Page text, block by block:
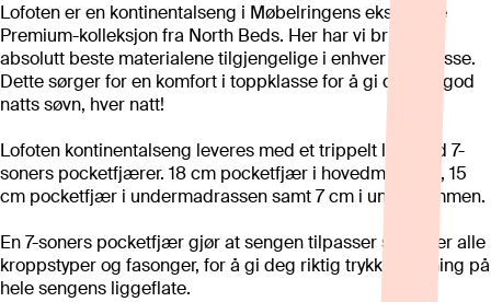
Lofoten er en kontinentalseng i Møbelringens eksklusive
Premium-kolleksjon fra North Beds. Her har vi brukt de
absolutt beste materialene tilgjengelige i enhver prisklasse.
Dette sørger for en komfort i toppklasse for å gi deg en god
natts søvn, hver natt!
Lofoten kontinentalseng leveres med et trippelt lag med 7-
soners pocketfjærer. 18 cm pocketfjær i hovedmadrass, 15
cm pocketfjær i undermadrassen samt 7 cm i underrammen.
En 7-soners pocketfjær gjør at sengen tilpasser seg etter alle
kroppstyper og fasonger, for å gi deg riktig trykkavlastning på
hele sengens liggeflate.